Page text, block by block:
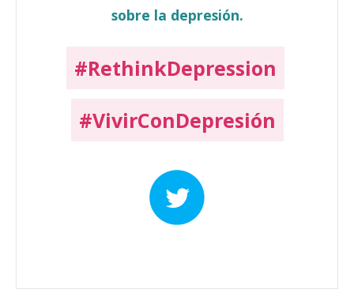
sobre la depresión.
#RethinkDepression
#VivirConDepresión